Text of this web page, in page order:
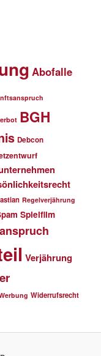
Abofalle
BGH
Debcon
Regelverjährung
Spielfilm
Verjährung
Widerrufsrecht